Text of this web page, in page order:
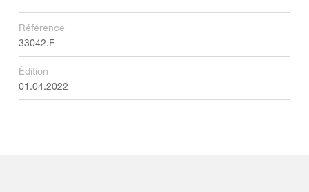
Référence
33042.F
Édition
01.04.2022